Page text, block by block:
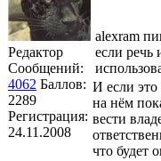
Редактор
Сообщений:
4062 Баллов:
2289
Регистрация:
24.11.2008
alexram
если
И если это
на нём
вести
что будет